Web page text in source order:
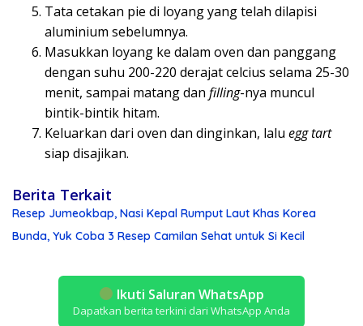
Tata cetakan pie di loyang yang telah dilapisi
aluminium sebelumnya.
Masukkan loyang ke dalam oven dan panggang
dengan suhu 200-220 derajat celcius selama 25-30
menit, sampai matang dan filling-nya muncul
bintik-bintik hitam.
Keluarkan dari oven dan dinginkan, lalu egg tart
siap disajikan.
Berita Terkait
Resep Jumeokbap, Nasi Kepal Rumput Laut Khas Korea
Bunda, Yuk Coba 3 Resep Camilan Sehat untuk Si Kecil
Ikuti Saluran WhatsApp
Dapatkan berita terkini dari WhatsApp Anda